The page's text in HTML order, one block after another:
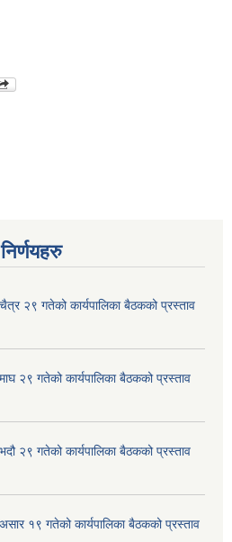
२९ गतेको कार्यपालिका बैठकको प्रस्ताव
२९ गतेको कार्यपालिका बैठकको प्रस्ताव
२९ गतेको कार्यपालिका बैठकको प्रस्ताव
१९ गतेको कार्यपालिका बैठकको प्रस्ताव